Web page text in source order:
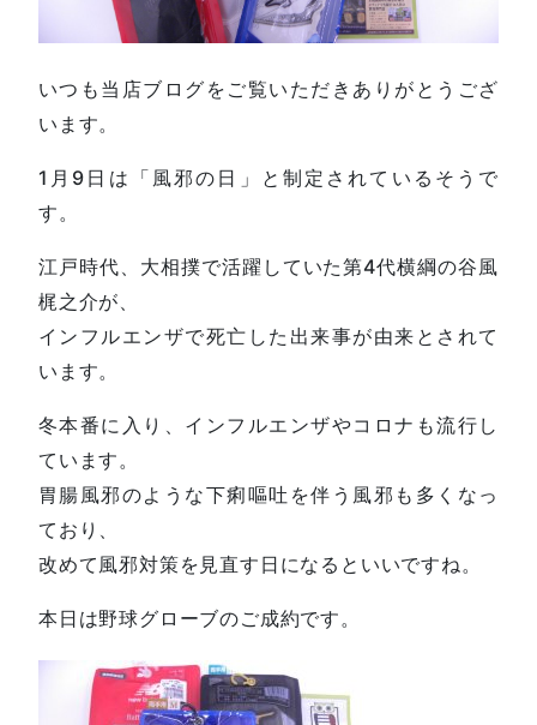
いつも当店ブログをご覧いただきありがとうござ
います。
1月9日は「風邪の日」と制定されているそうで
す。
江戸時代、大相撲で活躍していた第4代横綱の谷風
梶之介が、
インフルエンザで死亡した出来事が由来とされて
います。
冬本番に入り、インフルエンザやコロナも流行し
ています。
胃腸風邪のような下痢嘔吐を伴う風邪も多くなっ
ており、
改めて風邪対策を見直す日になるといいですね。
本日は野球グローブのご成約です。